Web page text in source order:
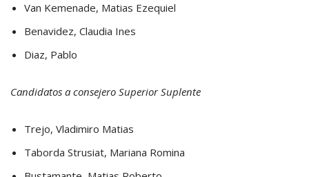
Van Kemenade, Matias Ezequiel
Benavidez, Claudia Ines
Diaz, Pablo
Candidatos a consejero Superior Suplente
Trejo, Vladimiro Matias
Taborda Strusiat, Mariana Romina